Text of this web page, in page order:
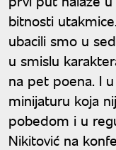
bitnosti
ubacili smo u
u smislu
na pet poena. I
minijaturu koja
pobedom i u
Nikitović na